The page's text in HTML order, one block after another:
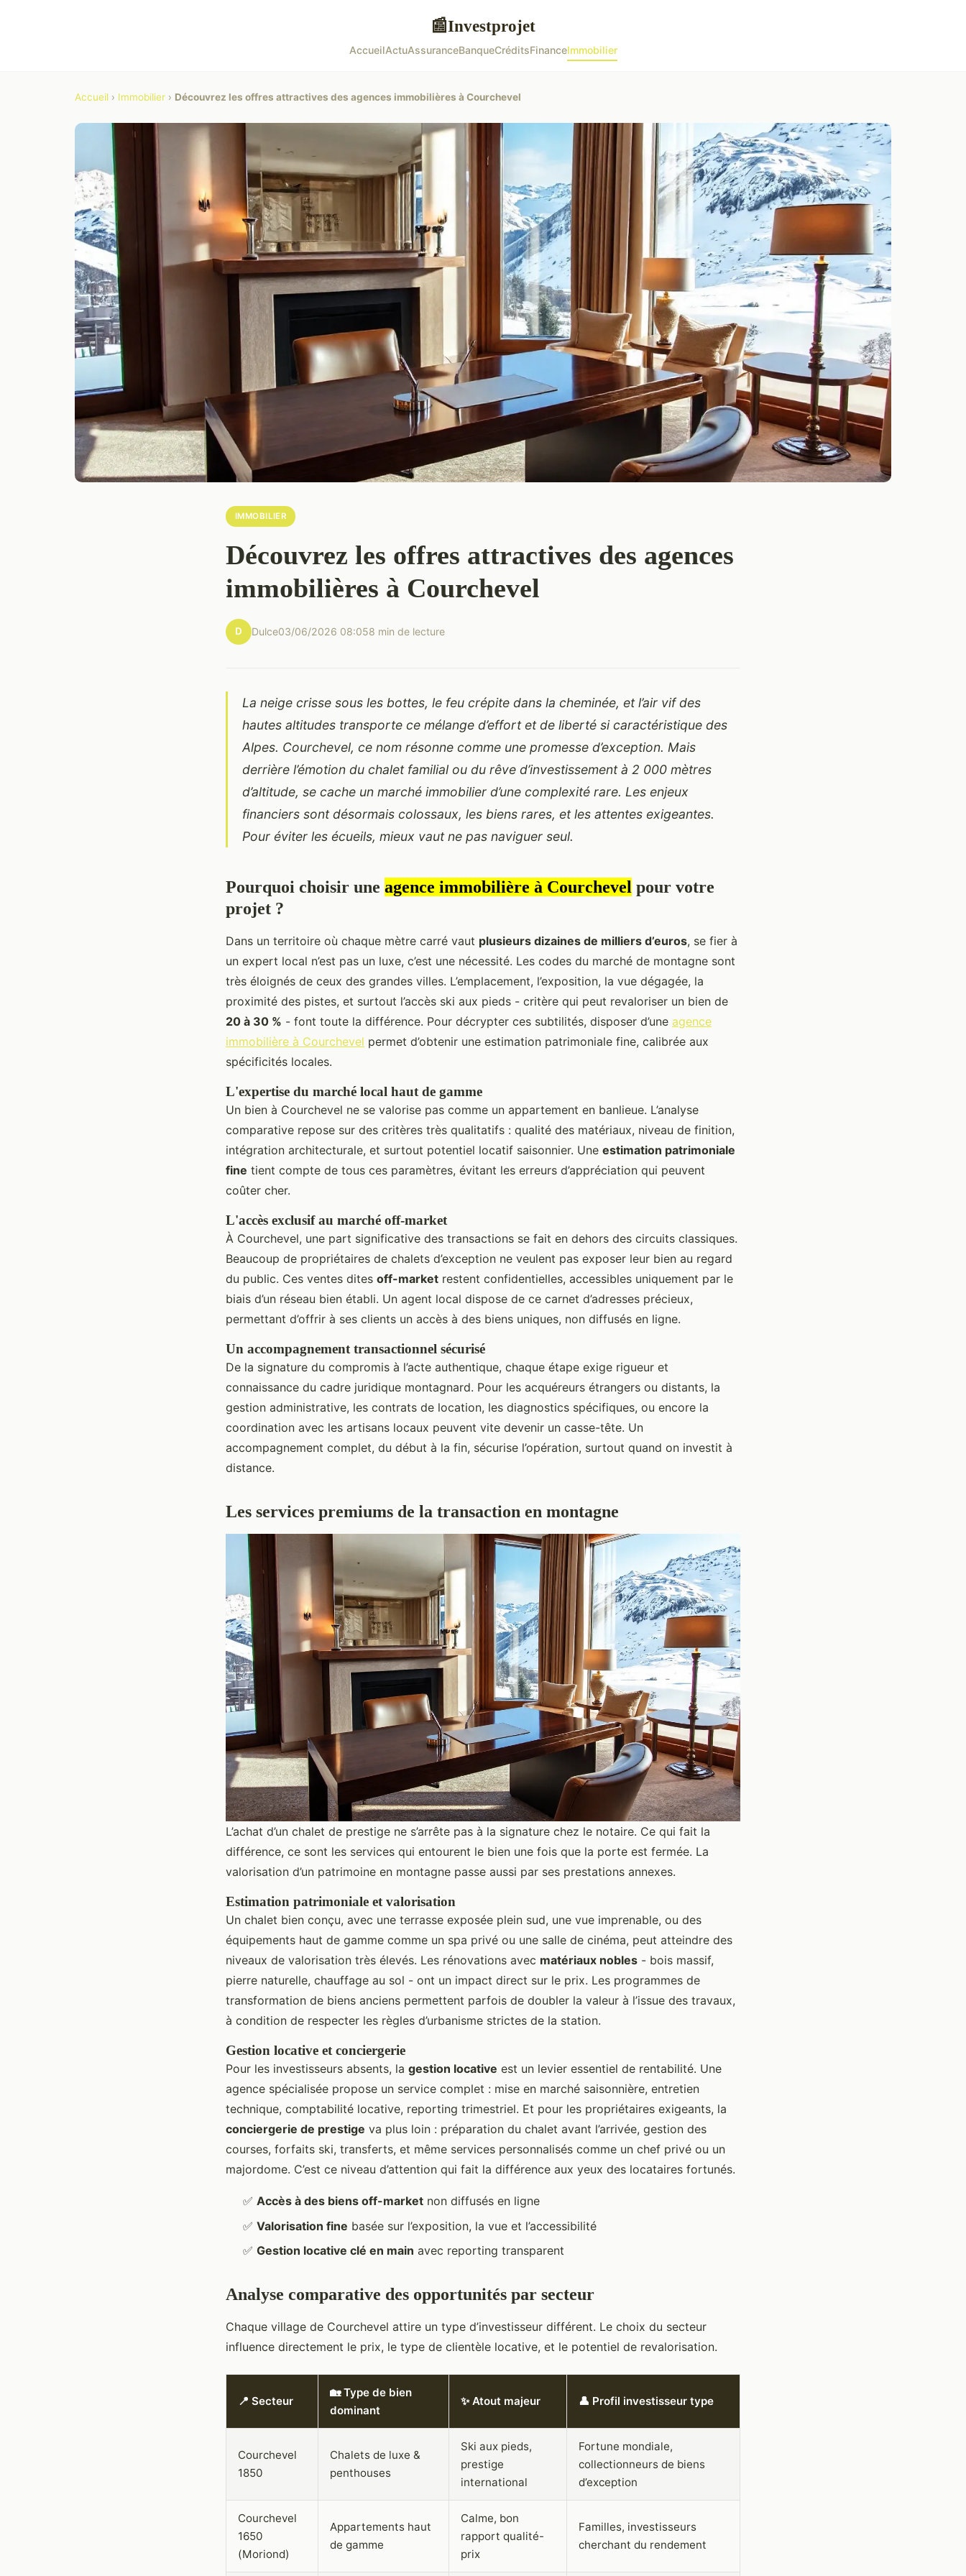
📰Investprojet
AccueilActuAssuranceBanqueCréditsFinanceImmobilier
Accueil › Immobilier › Découvrez les offres attractives des agences immobilières à Courchevel
IMMOBILIER
Découvrez les offres attractives des agences
immobilières à Courchevel
D Dulce03/06/2026 08:058 min de lecture
La neige crisse sous les bottes, le feu crépite dans la cheminée, et l’air vif des
hautes altitudes transporte ce mélange d’effort et de liberté si caractéristique des
Alpes. Courchevel, ce nom résonne comme une promesse d’exception. Mais
derrière l’émotion du chalet familial ou du rêve d’investissement à 2 000 mètres
d’altitude, se cache un marché immobilier d’une complexité rare. Les enjeux
financiers sont désormais colossaux, les biens rares, et les attentes exigeantes.
Pour éviter les écueils, mieux vaut ne pas naviguer seul.
Pourquoi choisir une agence immobilière à Courchevel pour votre
projet ?
Dans un territoire où chaque mètre carré vaut plusieurs dizaines de milliers d’euros, se fier à
un expert local n’est pas un luxe, c’est une nécessité. Les codes du marché de montagne sont
très éloignés de ceux des grandes villes. L’emplacement, l’exposition, la vue dégagée, la
proximité des pistes, et surtout l’accès ski aux pieds - critère qui peut revaloriser un bien de
20 à 30 % - font toute la différence. Pour décrypter ces subtilités, disposer d’une agence
immobilière à Courchevel permet d’obtenir une estimation patrimoniale fine, calibrée aux
spécificités locales.
L'expertise du marché local haut de gamme
Un bien à Courchevel ne se valorise pas comme un appartement en banlieue. L’analyse
comparative repose sur des critères très qualitatifs : qualité des matériaux, niveau de finition,
intégration architecturale, et surtout potentiel locatif saisonnier. Une estimation patrimoniale
fine tient compte de tous ces paramètres, évitant les erreurs d’appréciation qui peuvent
coûter cher.
L'accès exclusif au marché off-market
À Courchevel, une part significative des transactions se fait en dehors des circuits classiques.
Beaucoup de propriétaires de chalets d’exception ne veulent pas exposer leur bien au regard
du public. Ces ventes dites off-market restent confidentielles, accessibles uniquement par le
biais d’un réseau bien établi. Un agent local dispose de ce carnet d’adresses précieux,
permettant d’offrir à ses clients un accès à des biens uniques, non diffusés en ligne.
Un accompagnement transactionnel sécurisé
De la signature du compromis à l’acte authentique, chaque étape exige rigueur et
connaissance du cadre juridique montagnard. Pour les acquéreurs étrangers ou distants, la
gestion administrative, les contrats de location, les diagnostics spécifiques, ou encore la
coordination avec les artisans locaux peuvent vite devenir un casse-tête. Un
accompagnement complet, du début à la fin, sécurise l’opération, surtout quand on investit à
distance.
Les services premiums de la transaction en montagne
L’achat d’un chalet de prestige ne s’arrête pas à la signature chez le notaire. Ce qui fait la
différence, ce sont les services qui entourent le bien une fois que la porte est fermée. La
valorisation d’un patrimoine en montagne passe aussi par ses prestations annexes.
Estimation patrimoniale et valorisation
Un chalet bien conçu, avec une terrasse exposée plein sud, une vue imprenable, ou des
équipements haut de gamme comme un spa privé ou une salle de cinéma, peut atteindre des
niveaux de valorisation très élevés. Les rénovations avec matériaux nobles - bois massif,
pierre naturelle, chauffage au sol - ont un impact direct sur le prix. Les programmes de
transformation de biens anciens permettent parfois de doubler la valeur à l’issue des travaux,
à condition de respecter les règles d’urbanisme strictes de la station.
Gestion locative et conciergerie
Pour les investisseurs absents, la gestion locative est un levier essentiel de rentabilité. Une
agence spécialisée propose un service complet : mise en marché saisonnière, entretien
technique, comptabilité locative, reporting trimestriel. Et pour les propriétaires exigeants, la
conciergerie de prestige va plus loin : préparation du chalet avant l’arrivée, gestion des
courses, forfaits ski, transferts, et même services personnalisés comme un chef privé ou un
majordome. C’est ce niveau d’attention qui fait la différence aux yeux des locataires fortunés.
✅ Accès à des biens off-market non diffusés en ligne
✅ Valorisation fine basée sur l’exposition, la vue et l’accessibilité
✅ Gestion locative clé en main avec reporting transparent
Analyse comparative des opportunités par secteur
Chaque village de Courchevel attire un type d’investisseur différent. Le choix du secteur
influence directement le prix, le type de clientèle locative, et le potentiel de revalorisation.
📍 Secteur
🏡 Type de bien
dominant
✨ Atout majeur 👤 Profil investisseur type
Courchevel
1850
Chalets de luxe &
penthouses
Ski aux pieds,
prestige
international
Fortune mondiale,
collectionneurs de biens
d’exception
Courchevel
1650
(Moriond)
Appartements haut
de gamme
Calme, bon
rapport qualité-
prix
Familles, investisseurs
cherchant du rendement